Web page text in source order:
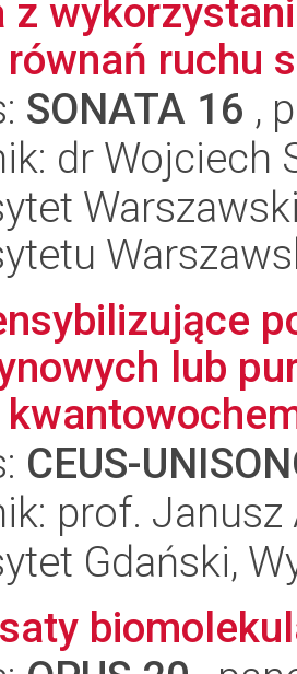
z
ruchu
SONATA 16 ,
dr Wojciech
lub
CEUS-
prof. Janusz
Gdański,